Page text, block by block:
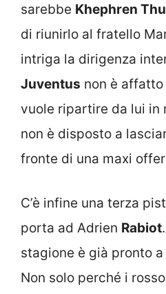
sarebbe Khephren
di riunirlo al fratello
intriga la dirigenza
Juventus non è affatto
vuole ripartire da lui in
non è disposto a
fronte di una maxi
C’è infine una terza
porta ad Adrien Rabiot
stagione è già pronto
Non solo perché i